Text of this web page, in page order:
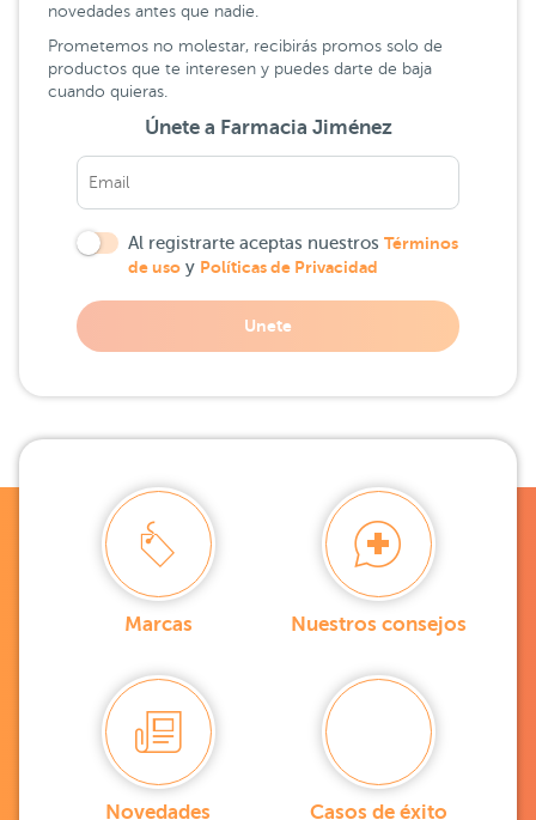
novedades antes que nadie.
Prometemos no molestar, recibirás promos solo de
productos que te interesen y puedes darte de baja
cuando quieras.
Únete a Farmacia Jiménez
Al registrarte aceptas nuestros Términos
de uso y Políticas de Privacidad
Unete
Marcas Nuestros consejos
Novedades Casos de éxito